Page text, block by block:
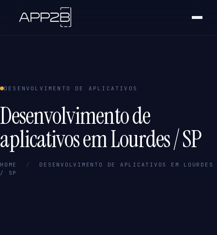
DESENVOLVIMENTO DE APLICATIVOS
Desenvolvimento de
aplicativos em Lourdes / SP
HOME /
DESENVOLVIMENTO DE APLICATIVOS EM LOURDES
/ SP